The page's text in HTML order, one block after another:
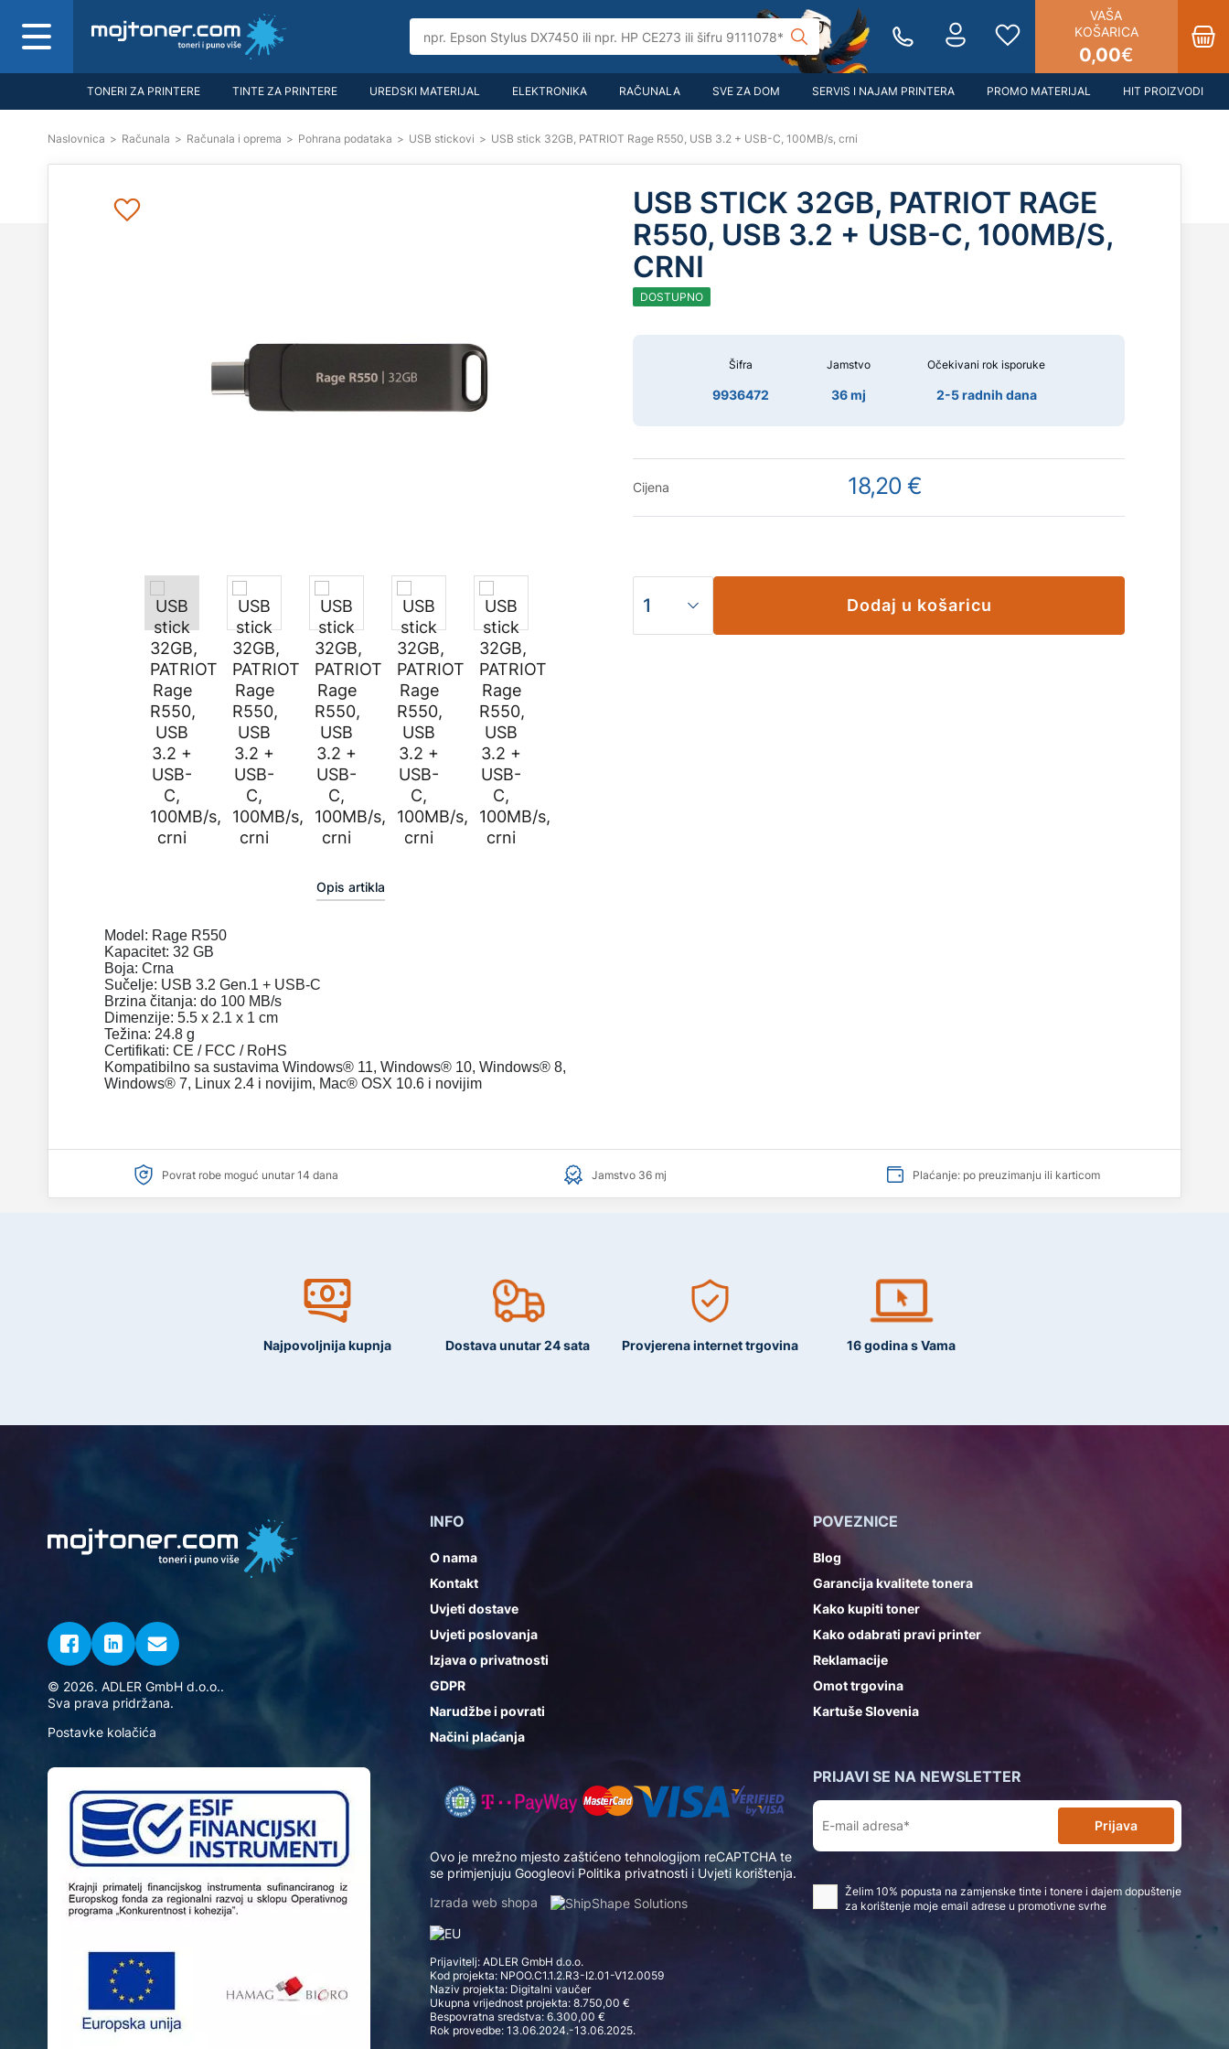
VAŠA
KOŠARICA
0,00€
TONERI ZA PRINTERE TINTE ZA PRINTERE UREDSKI MATERIJAL ELEKTRONIKA RAČUNALA SVE ZA DOM SERVIS I NAJAM PRINTERA PROMO MATERIJAL HIT PROIZVODI
Naslovnica > Računala > Računala i oprema > Pohrana podataka > USB stickovi > USB stick 32GB, PATRIOT Rage R550, USB 3.2 + USB-C, 100MB/s, crni
Opis artikla
Model: Rage R550
Kapacitet: 32 GB
Boja: Crna
Sučelje: USB 3.2 Gen.1 + USB-C
Brzina čitanja: do 100 MB/s
Dimenzije: 5.5 x 2.1 x 1 cm
Težina: 24.8 g
Certifikati: CE / FCC / RoHS
Kompatibilno sa sustavima Windows® 11, Windows® 10, Windows® 8,
Windows® 7, Linux 2.4 i novijim, Mac® OSX 10.6 i novijim
USB STICK 32GB, PATRIOT RAGE
R550, USB 3.2 + USB-C, 100MB/S,
CRNI
DOSTUPNO
Šifra
9936472
Jamstvo
36 mj
Očekivani rok isporuke
2-5 radnih dana
Cijena 18,20 €
Dodaj u košaricu
Povrat robe moguć unutar 14 dana Jamstvo 36 mj Plaćanje: po preuzimanju ili karticom
Najpovoljnija kupnja Dostava unutar 24 sata Provjerena internet trgovina 16 godina s Vama
© 2026. ADLER GmbH d.o.o..
Sva prava pridržana.
Postavke kolačića
INFO
O nama
Kontakt
Uvjeti dostave
Uvjeti poslovanja
Izjava o privatnosti
GDPR
Narudžbe i povrati
Načini plaćanja
POVEZNICE
Blog
Garancija kvalitete tonera
Kako kupiti toner
Kako odabrati pravi printer
Reklamacije
Omot trgovina
Kartuše Slovenia
Ovo je mrežno mjesto zaštićeno tehnologijom reCAPTCHA te
se primjenjuju Googleovi Politika privatnosti i Uvjeti korištenja.
Izrada web shopa
Prijavitelj: ADLER GmbH d.o.o.
Kod projekta: NPOO.C1.1.2.R3-I2.01-V12.0059
Naziv projekta: Digitalni vaučer
Ukupna vrijednost projekta: 8.750,00 €
Bespovratna sredstva: 6.300,00 €
Rok provedbe: 13.06.2024.-13.06.2025.
PRIJAVI SE NA NEWSLETTER
Prijava
Želim 10% popusta na zamjenske tinte i tonere i dajem dopuštenje
za korištenje moje email adrese u promotivne svrhe